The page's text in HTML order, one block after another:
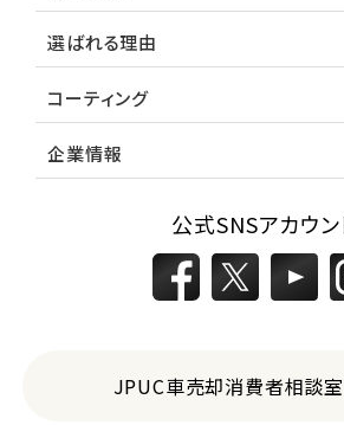
選ばれる理由
コーティング
企業情報
公式SNSアカウン
JPUC車売却消費者相談室